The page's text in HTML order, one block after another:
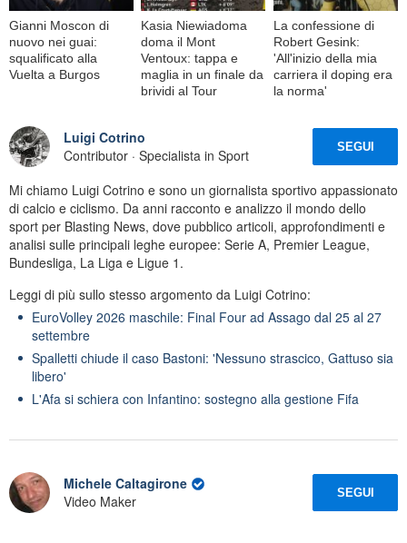
Gianni Moscon di
nuovo nei guai:
squalificato alla
Vuelta a Burgos
Kasia Niewiadoma
doma il Mont
Ventoux: tappa e
maglia in un finale da
brividi al Tour
La confessione di
Robert Gesink:
'All'inizio della mia
carriera il doping era
la norma'
Luigi Cotrino
Contributor · Specialista in Sport
SEGUI
Mi chiamo Luigi Cotrino e sono un giornalista sportivo appassionato
di calcio e ciclismo. Da anni racconto e analizzo il mondo dello
sport per Blasting News, dove pubblico articoli, approfondimenti e
analisi sulle principali leghe europee: Serie A, Premier League,
Bundesliga, La Liga e Ligue 1.
Leggi di più sullo stesso argomento da Luigi Cotrino:
EuroVolley 2026 maschile: Final Four ad Assago dal 25 al 27
settembre
Spalletti chiude il caso Bastoni: 'Nessuno strascico, Gattuso sia
libero'
L'Afa si schiera con Infantino: sostegno alla gestione Fifa
Michele Caltagirone
Video Maker
SEGUI